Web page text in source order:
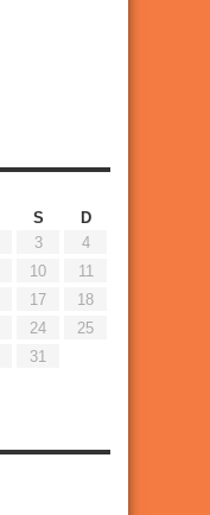
S
D
3
4
10
11
17
18
24
25
31